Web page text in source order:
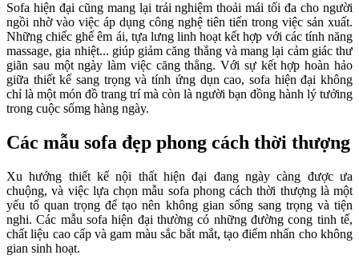
Sofa hiện đại cũng mang lại trải nghiệm thoải mái tối đa cho người
ngồi nhờ vào việc áp dụng công nghệ tiên tiến trong việc sản xuất.
Những chiếc ghế êm ái, tựa lưng linh hoạt kết hợp với các tính năng
massage, gia nhiệt... giúp giảm căng thẳng và mang lại cảm giác thư
giãn sau một ngày làm việc căng thẳng. Với sự kết hợp hoàn hảo
giữa thiết kế sang trọng và tính ứng dụn cao, sofa hiện đại không
chỉ là một món đồ trang trí mà còn là người bạn đồng hành lý tưởing
trong cuộc sốmg hàng ngày.
Các mẫu sofa đẹp phong cách thời thượng
Xu hướng thiết kế nội thất hiện đại đang ngày càng được ưa
chuộng, và việc lựa chọn mẫu sofa phong cách thời thượng là một
yếu tố quan trọng để tạo nên không gian sống sang trọng và tiện
nghi. Các mẫu sofa hiện đại thường có những đường cong tinh tế,
chất liệu cao cấp và gam màu sắc bắt mắt, tạo điểm nhấn cho không
gian sinh hoạt.